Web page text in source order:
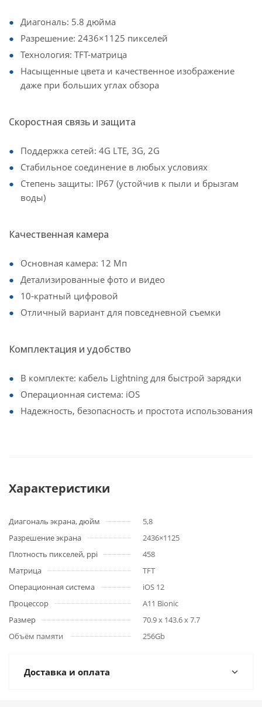
Диагональ: 5.8 дюйма
Разрешение: 2436×1125 пикселей
Технология: TFT-матрица
Насыщенные цвета и качественное изображение
даже при больших углах обзора
Скоростная связь и защита
Поддержка сетей: 4G LTE, 3G, 2G
Стабильное соединение в любых условиях
Степень защиты: IP67 (устойчив к пыли и брызгам
воды)
Качественная камера
Основная камера: 12 Мп
Детализированные фото и видео
10-кратный цифровой
Отличный вариант для повседневной съемки
Комплектация и удобство
В комплекте: кабель Lightning для быстрой зарядки
Операционная система: iOS
Надежность, безопасность и простота использования
Характеристики
Диагональ экрана, дюйм
5,8
Разрешение экрана
2436×1125
Плотность пикселей, ppi
458
Матрица
TFT
Операционная система
iOS 12
Процессор
А11 Bionic
Размер
70.9 x 143.6 x 7.7
Объём памяти
256Gb
Доставка и оплата